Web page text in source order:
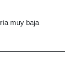
muy baja